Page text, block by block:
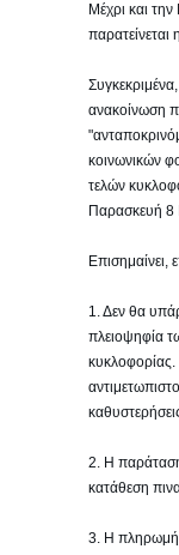
Μέχρι και
ανακοίνωση
κοινωνικών
τελών
Παρασκευή 8
Επισημαίνει,
1. Δεν θα
πλειοψηφία
κυκλοφορίας.
2. Η
κατάθεση
3. Η πληρωμή